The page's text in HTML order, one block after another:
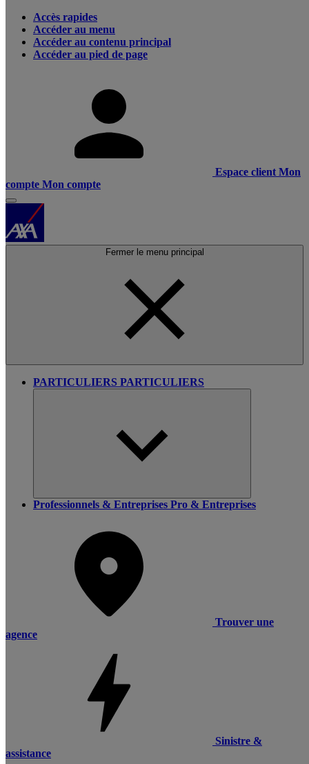
Accès rapides
Accéder au menu
Accéder au contenu principal
Accéder au pied de page
Espace client Mon
compte Mon compte
Fermer le menu principal
PARTICULIERS PARTICULIERS
Professionnels & Entreprises Pro & Entreprises
Trouver une
agence
Sinistre &
assistance